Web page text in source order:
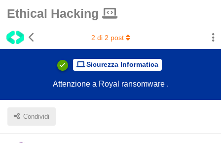
Ethical Hacking
Sicurezza Informatica
Attenzione a Royal ransomware .
Condividi
2 di 2 post